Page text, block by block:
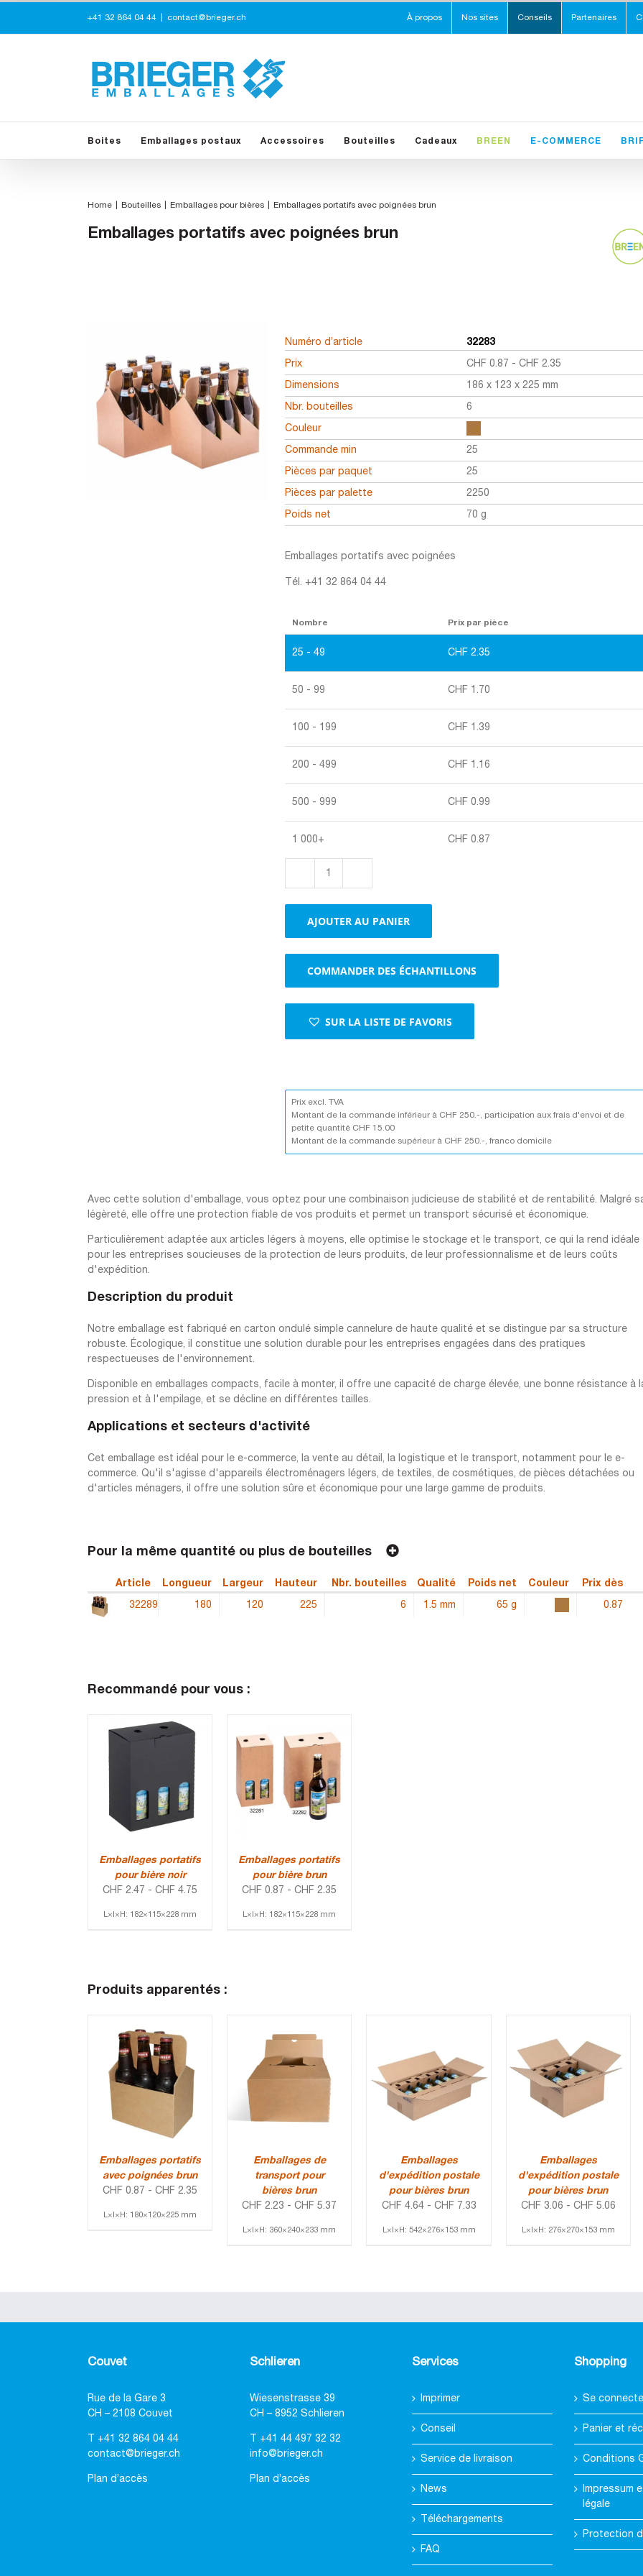
content
+41 32 864 04 44 contact@brieger.ch À propos Nos sites Conseils Partenaires
Boites Emballages postaux Accessoires Bouteilles Cadeaux BREEN E-COMMERCE
Home Bouteilles Emballages pour bières Emballages portatifs avec poignées brun
Emballages portatifs avec poignées brun
Numéro d’article 32283
Prix CHF 0.87 -CHF 2.35
Dimensions 186 x 123 x 225 mm
Nbr. bouteilles 6
Couleur
Commande min 25
Pièces par paquet 25
Pièces par palette 2250
Poids net 70 g
Emballages portatifs avec poignées
Tél. +41 32 864 04 44
Nombre Prix par pièce
25 - 49 CHF 2.35
50 - 99 CHF 1.70
100 - 199 CHF 1.39
200 - 499 CHF 1.16
500 - 999 CHF 0.99
1 000+ CHF 0.87
portatifs
avec
poignées
brun
AJOUTER AU PANIER
COMMANDER DES ÉCHANTILLONS
SUR LA LISTE DE FAVORIS
Prix excl. TVA
Montant de la commande inférieur à CHF 250.-, participation aux frais d'envoi et de
petite quantité CHF 15.00
Montant de la commande supérieur à CHF 250.-, franco domicile
Avec cette solution d'emballage, vous optez pour une combinaison judicieuse de stabilité et de rentabilité. Malgré
légèreté, elle offre une protection fiable de vos produits et permet un transport sécurisé et économique.
Particulièrement adaptée aux articles légers à moyens, elle optimise le stockage et le transport, ce qui la rend idéale
pour les entreprises soucieuses de la protection de leurs produits, de leur professionnalisme et de leurs coûts
d'expédition.
Description du produit
Notre emballage est fabriqué en carton ondulé simple cannelure de haute qualité et se distingue par sa structure
robuste. Écologique, il constitue une solution durable pour les entreprises engagées dans des pratiques
respectueuses de l'environnement.
Disponible en emballages compacts, facile à monter, il offre une capacité de charge élevée, une bonne résistance à
pression et à l'empilage, et se décline en différentes tailles.
Applications et secteurs d'activité
Cet emballage est idéal pour le e-commerce, la vente au détail, la logistique et le transport, notamment pour le e-
commerce. Qu'il s'agisse d'appareils électroménagers légers, de textiles, de cosmétiques, de pièces détachées ou
d'articles ménagers, il offre une solution sûre et économique pour une large gamme de produits.
Pour la même quantité ou plus de bouteilles
Article Longueur Largeur Hauteur Nbr. bouteilles Qualité Poids net Couleur Prix dès
32289 180 120 225 6 1.5 mm 65 g 0.87
Recommandé pour vous :
Emballages portatifs
pour bière noir
CHF 2.47 -CHF 4.75
L×l×H: 182×115×228 mm
Emballages portatifs
pour bière brun
CHF 0.87 -CHF 2.35
L×l×H: 182×115×228 mm
Produits apparentés :
Emballages portatifs
avec poignées brun
CHF 0.87 -CHF 2.35
L×l×H: 180×120×225 mm
Emballages de
transport pour
bières brun
CHF 2.23 -CHF 5.37
L×l×H: 360×240×233 mm
Emballages
d'expédition postale
pour bières brun
CHF 4.64- CHF 7.33
L×l×H: 542×276×153 mm
Emballages
d'expédition postale
pour bières brun
CHF 3.06 - CHF 5.06
L×l×H: 276×270×153 mm
Couvet
Rue de la Gare 3
CH – 2108 Couvet
+41 32 864 04 44
contact@brieger.ch
Plan d’accès
Schlieren
Wiesenstrasse 39
CH – 8952 Schlieren
+41 44 497 32 32
info@brieger.ch
Plan d’accès
Services
Imprimer
Conseil
Service de livraison
News
Téléchargements
FAQ
Shopping
Se
Panier et
Conditions
Impressum
légale
Protection